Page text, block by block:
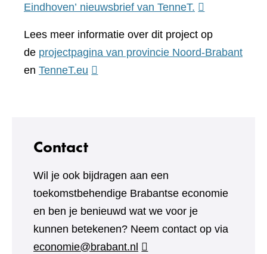
Eindhoven’ nieuwsbrief van TenneT. (verwijst
een
andere
Lees meer informatie over dit project op
de projectpagina van provincie Noord-Brabant
en TenneT.eu (verwijst
Contact
Wil je ook bijdragen aan een
toekomstbehendige Brabantse economie
en ben je benieuwd wat we voor je
kunnen betekenen? Neem contact op via
economie@brabant.nl